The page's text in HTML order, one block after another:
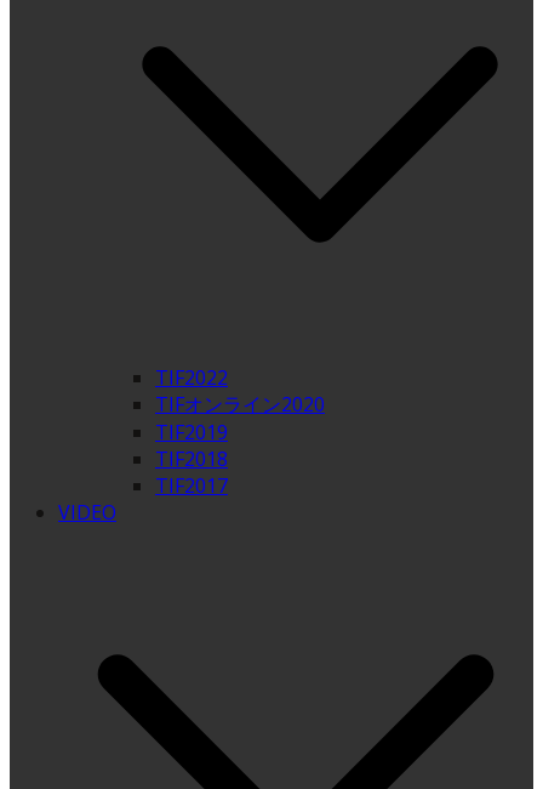
TIF2022
TIFオンライン2020
TIF2019
TIF2018
TIF2017
VIDEO